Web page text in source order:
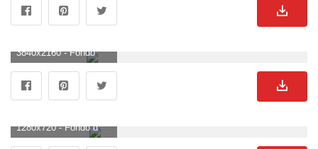
3840x2160 - Fondo de pantalla de 3840x2160. Fondo de pantalla 4K Ultra HD de truenos.
1280x720 - Fondo de pantalla de 1280x720. Wallpaper HD 720p de truenos.